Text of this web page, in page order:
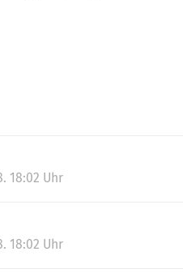
18:02 Uhr
18:02 Uhr